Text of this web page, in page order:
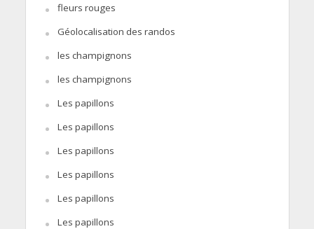
fleurs rouges
Géolocalisation des randos
les champignons
les champignons
Les papillons
Les papillons
Les papillons
Les papillons
Les papillons
Les papillons